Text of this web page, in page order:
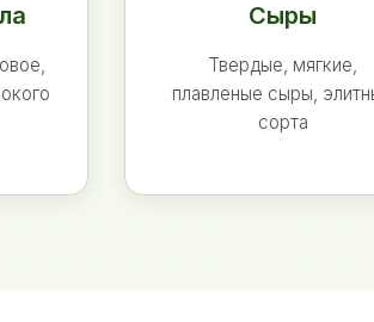
Сыры
Твердые, мягкие,
плавленые сыры,
сорта